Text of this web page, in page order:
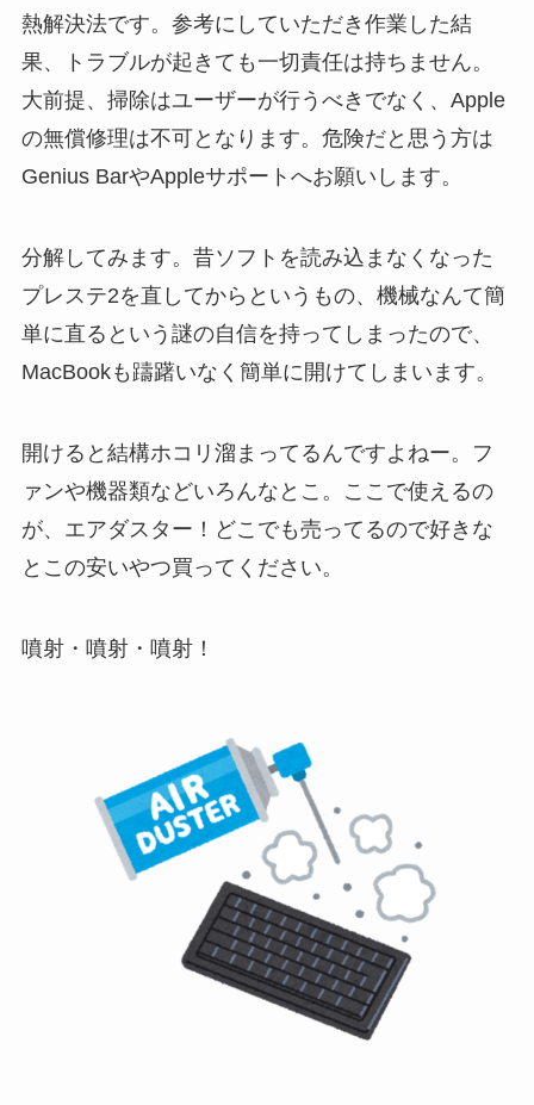
熱解決法です。参考にしていただき作業した結
果、トラブルが起きても一切責任は持ちません。
大前提、掃除はユーザーが行うべきでなく、Apple
の無償修理は不可となります。危険だと思う方は
Genius BarやAppleサポートへお願いします。
分解してみます。昔ソフトを読み込まなくなった
プレステ2を直してからというもの、機械なんて簡
単に直るという謎の自信を持ってしまったので、
MacBookも躊躇いなく簡単に開けてしまいます。
開けると結構ホコリ溜まってるんですよねー。フ
ァンや機器類などいろんなとこ。ここで使えるの
が、エアダスター！どこでも売ってるので好きな
とこの安いやつ買ってください。
噴射・噴射・噴射！